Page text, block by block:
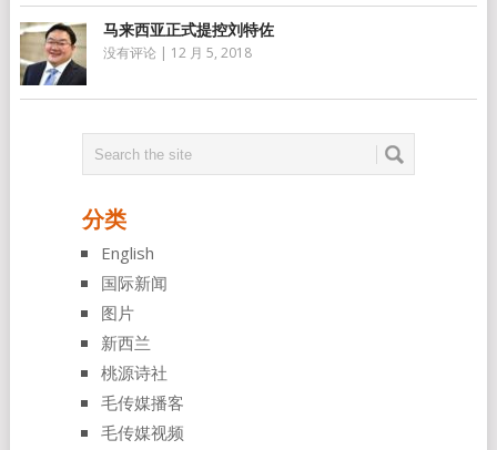
马来西亚正式提控刘特佐
没有评论 | 12 月 5, 2018
分类
English
国际新闻
图片
新西兰
桃源诗社
毛传媒播客
毛传媒视频